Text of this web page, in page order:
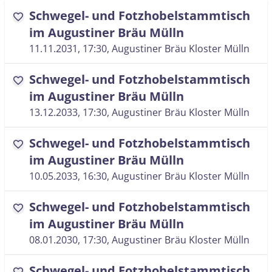
favorite Schwegel- und Fotzhobelstammtisch
im Augustiner Bräu Mülln
11.11.2031, 17:30, Augustiner Bräu Kloster Mülln
favorite Schwegel- und Fotzhobelstammtisch
im Augustiner Bräu Mülln
13.12.2033, 17:30, Augustiner Bräu Kloster Mülln
favorite Schwegel- und Fotzhobelstammtisch
im Augustiner Bräu Mülln
10.05.2033, 16:30, Augustiner Bräu Kloster Mülln
favorite Schwegel- und Fotzhobelstammtisch
im Augustiner Bräu Mülln
08.01.2030, 17:30, Augustiner Bräu Kloster Mülln